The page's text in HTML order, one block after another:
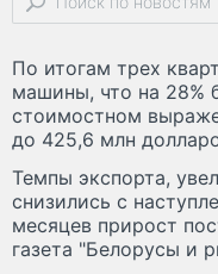
По итогам трех
машины, что на 28%
стоимостном
до 425,6 млн
Темпы экспорта,
снизились с
месяцев прирост
газета "Белорусы и